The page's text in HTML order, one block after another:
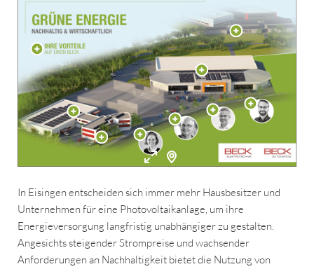
In Eisingen entscheiden sich immer mehr Hausbesitzer und
Unternehmen für eine Photovoltaikanlage, um ihre
Energieversorgung langfristig unabhängiger zu gestalten.
Angesichts steigender Strompreise und wachsender
Anforderungen an Nachhaltigkeit bietet die Nutzung von